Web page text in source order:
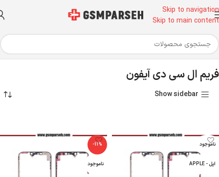
Skip to navigation
Skip to main content
خانه تجهیزات تعویض گلس فریم ال سی دی آیفون
فریم ال سی دی آیفون
Show sidebar
ناموجود
اپل - APPLE
-11%
ناموجود